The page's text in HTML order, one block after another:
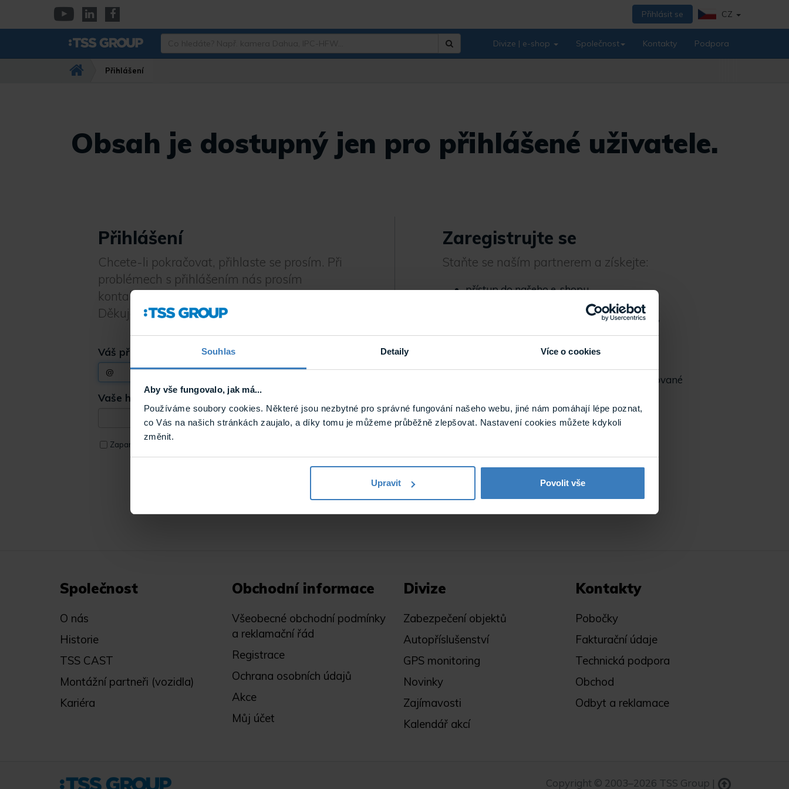
Souhlas Detaily Více o cookies
Aby vše fungovalo, jak má...
Používáme soubory cookies. Některé jsou nezbytné pro správné fungování našeho webu, jiné nám pomáhají lépe poznat,
co Vás na našich stránkách zaujalo, a díky tomu je můžeme průběžně zlepšovat. Nastavení cookies můžete kdykoli
změnit.
Upravit Povolit vše
YouTubeLinkedinFacebook
Přihlásit se CZ
Co
Např.
Divize | e-shop Společnost Kontakty Podpora
Přihlášení
Obsah je dostupný jen pro přihlášené uživatele.
Přihlášení
Chcete-li pokračovat, přihlaste se prosím. Při
problémech s přihlášením nás prosím
kontaktujte prostřednictvím
Děkujeme za pochopení.
Váš přihlašovací e-mail*
Vaše heslo
Zapamatovat přihlášení
Zaregistrujte se
Staňte se naším partnerem a získejte:
přístup do našeho e-shopu,
zákaznický portál Moje TSS,
možnost využívat akční nabídky produktů,
projektovou podporu.
Více informací o hlavních výhodách pro registrované
Společnost
O nás
Historie
TSS CAST
Montážní partneři (vozidla)
Kariéra
Obchodní informace
Všeobecné obchodní podmínky
a reklamační řád
Registrace
Ochrana osobních údajů
Akce
Můj účet
Divize
Zabezpečení objektů
Autopříslušenství
GPS monitoring
Novinky
Zajímavosti
Kalendář akcí
Kontakty
Pobočky
Fakturační údaje
Technická podpora
Obchod
Odbyt a reklamace
Copyright © 2003–2026 TSS Group |